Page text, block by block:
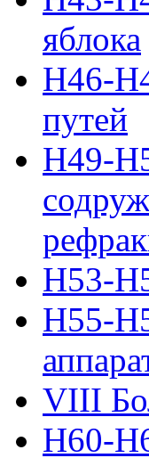
яблока
H46-
путей
H49-
H53-
H55-
VIII
H60-